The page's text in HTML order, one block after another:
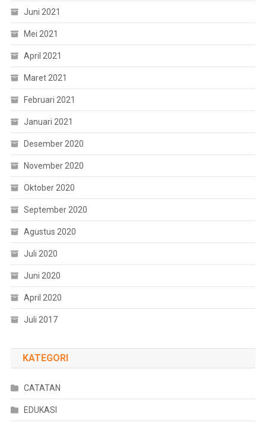
Juni 2021
Mei 2021
April 2021
Maret 2021
Februari 2021
Januari 2021
Desember 2020
November 2020
Oktober 2020
September 2020
Agustus 2020
Juli 2020
Juni 2020
April 2020
Juli 2017
KATEGORI
CATATAN
EDUKASI